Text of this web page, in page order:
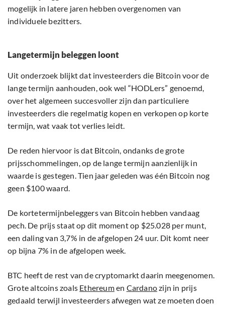
mogelijk in latere jaren hebben overgenomen van
individuele bezitters.
Langetermijn beleggen loont
Uit onderzoek blijkt dat investeerders die Bitcoin voor de
lange termijn aanhouden, ook wel “HODLers” genoemd,
over het algemeen succesvoller zijn dan particuliere
investeerders die regelmatig kopen en verkopen op korte
termijn, wat vaak tot verlies leidt.
De reden hiervoor is dat Bitcoin, ondanks de grote
prijsschommelingen, op de lange termijn aanzienlijk in
waarde is gestegen. Tien jaar geleden was één Bitcoin nog
geen $100 waard.
De kortetermijnbeleggers van Bitcoin hebben vandaag
pech. De prijs staat op dit moment op $25.028 per munt,
een daling van 3,7% in de afgelopen 24 uur. Dit komt neer
op bijna 7% in de afgelopen week.
BTC heeft de rest van de cryptomarkt daarin meegenomen.
Grote altcoins zoals Ethereumen Cardanozijn in prijs
gedaald terwijl investeerders afwegen wat ze moeten doen